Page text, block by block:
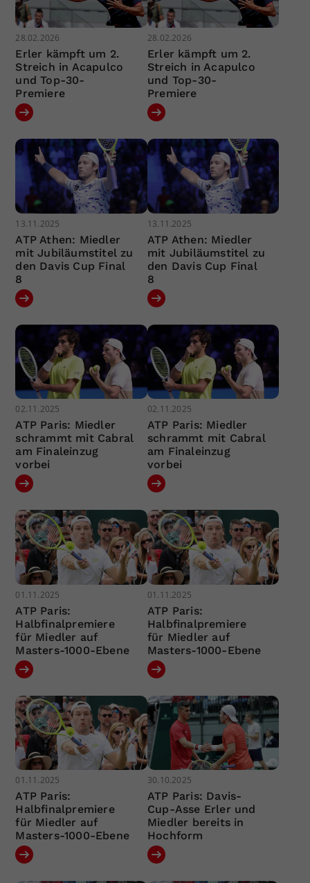
28.02.2026
Erler kämpft um 2.
Streich in Acapulco
und Top-30-
Premiere
28.02.2026
Erler kämpft um 2.
Streich in Acapulco
und Top-30-
Premiere
13.11.2025
ATP Athen: Miedler
mit Jubiläumstitel zu
den Davis Cup Final
8
13.11.2025
ATP Athen: Miedler
mit Jubiläumstitel zu
den Davis Cup Final
8
02.11.2025
ATP Paris: Miedler
schrammt mit Cabral
am Finaleinzug
vorbei
02.11.2025
ATP Paris: Miedler
schrammt mit Cabral
am Finaleinzug
vorbei
01.11.2025
ATP Paris:
Halbfinalpremiere
für Miedler auf
Masters-1000-Ebene
01.11.2025
ATP Paris:
Halbfinalpremiere
für Miedler auf
Masters-1000-Ebene
01.11.2025
ATP Paris:
Halbfinalpremiere
für Miedler auf
Masters-1000-Ebene
30.10.2025
ATP Paris: Davis-
Cup-Asse Erler und
Miedler bereits in
Hochform